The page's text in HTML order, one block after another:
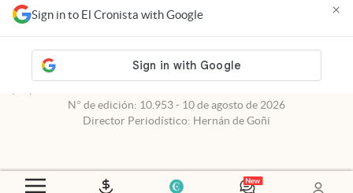
Sign in to El Cronista with Google ×
Privacidad
Consentimiento
cronista.com
es propiedad de El Cronista Comercial S.A Registro de
N° de edición: 10.953 - 10 de agosto de 2026
Director Periodístico: Hernán de Goñi